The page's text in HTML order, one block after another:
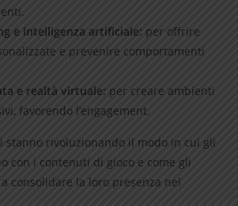
e intelligenza artificiale: per offrire
e prevenire comportamenti
e realtà virtuale: per creare ambienti
favorendo l’engagement.
stanno rivoluzionando il modo in cui gli
con i contenuti di gioco e come gli
consolidare la loro presenza nel